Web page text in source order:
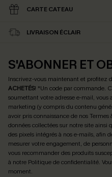
CARTE CATEAU
LIVRAISON ÉCLAIR
S'ABONNER ET
Inscrivez-vous maintenant et profitez
ACHETÉS! *Un code par commande.
soumettant votre adresse e-mail, vous
marketing (y compris du contenu
avoir pris connaissance de nosTermes
données collectées sur notre site ainsi
des pixels intégrés à nos e-mails, afin
mesurer votre engagement, de
vous recommander des produits
à notre Politique de confidentialité.
moment.